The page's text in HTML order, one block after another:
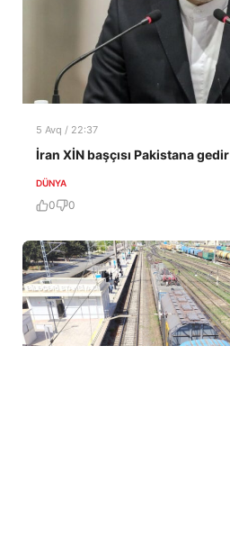
5 Avq / 22:37
İran XİN başçısı Pakistana gedir
DÜNYA
0 0